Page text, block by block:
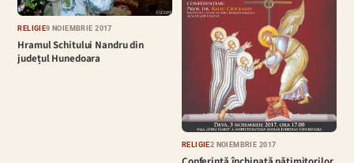
RELIGIE9 NOIEMBRIE 2017
Hramul Schitului Nandru din
județul Hunedoara
RELIGIE2 NOIEMBRIE 2017